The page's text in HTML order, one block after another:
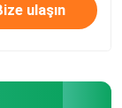
ulaşın